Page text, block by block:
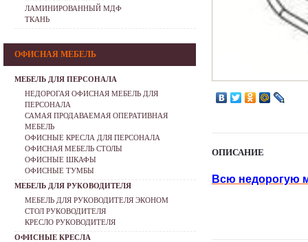
ОПИСАНИЕ
Всю недорогую
ЛАМИНИРОВАННЫЙ МДФ
ТКАНЬ
ОФИСНАЯ МЕБЕЛЬ
МЕБЕЛЬ ДЛЯ ПЕРСОНАЛА
НЕДОРОГАЯ ОФИСНАЯ МЕБЕЛЬ ДЛЯ
ПЕРСОНАЛА
САМАЯ ПРОДАВАЕМАЯ ОПЕРАТИВНАЯ
МЕБЕЛЬ
ОФИСНЫЕ КРЕСЛА ДЛЯ ПЕРСОНАЛА
ОФИСНАЯ МЕБЕЛЬ СТОЛЫ
ОФИСНЫЕ ШКАФЫ
ОФИСНЫЕ ТУМБЫ
МЕБЕЛЬ ДЛЯ РУКОВОДИТЕЛЯ
МЕБЕЛЬ ДЛЯ РУКОВОДИТЕЛЯ ЭКОНОМ
СТОЛ РУКОВОДИТЕЛЯ
КРЕСЛО РУКОВОДИТЕЛЯ
ОФИСНЫЕ КРЕСЛА